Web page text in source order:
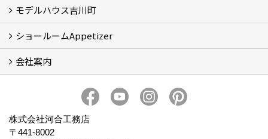
お客様の声
モデルハウス吉川町
吉川町モデルハウス
ショールームAppetizer
Appetizer(ショールーム)
Appetizer(レンタルスペース)
会社案内
社長 河合智之の想い
求人情報 Recruit
株式会社河合工務店
〒441-8002